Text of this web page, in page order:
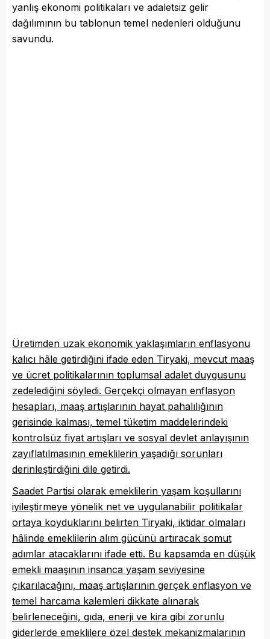
yanlış ekonomi politikaları ve adaletsiz gelir
dağılımının bu tablonun temel nedenleri olduğunu
savundu.
Üretimden uzak ekonomik yaklaşımların enflasyonu
kalıcı hâle getirdiğini ifade eden Tiryaki, mevcut maaş
ve ücret politikalarının toplumsal adalet duygusunu
zedelediğini söyledi. Gerçekçi olmayan enflasyon
hesapları, maaş artışlarının hayat pahalılığının
gerisinde kalması, temel tüketim maddelerindeki
kontrolsüz fiyat artışları ve sosyal devlet anlayışının
zayıflatılmasının emeklilerin yaşadığı sorunları
derinleştirdiğini dile getirdi.
Saadet Partisi olarak emeklilerin yaşam koşullarını
iyileştirmeye yönelik net ve uygulanabilir politikalar
ortaya koyduklarını belirten Tiryaki, iktidar olmaları
hâlinde emeklilerin alım gücünü artıracak somut
adımlar atacaklarını ifade etti. Bu kapsamda en düşük
emekli maaşının insanca yaşam seviyesine
çıkarılacağını, maaş artışlarının gerçek enflasyon ve
temel harcama kalemleri dikkate alınarak
belirleneceğini, gıda, enerji ve kira gibi zorunlu
giderlerde emeklilere özel destek mekanizmalarının